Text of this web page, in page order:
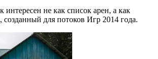
не как список арен, а как
созданный для потоков Игр 2014 года.